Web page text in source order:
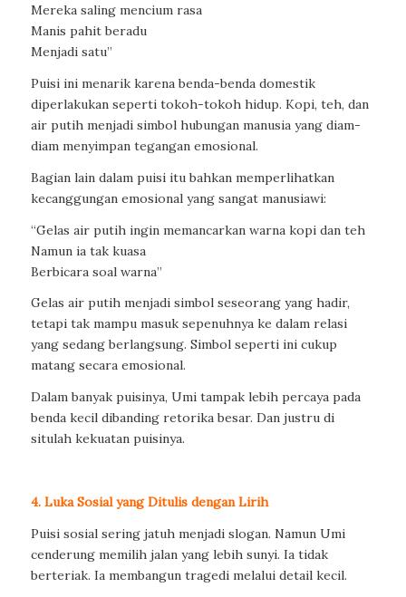
Mereka saling mencium rasa
Manis pahit beradu
Menjadi satu”
Puisi ini menarik karena benda-benda domestik
diperlakukan seperti tokoh-tokoh hidup. Kopi, teh, dan
air putih menjadi simbol hubungan manusia yang diam-
diam menyimpan tegangan emosional.
Bagian lain dalam puisi itu bahkan memperlihatkan
kecanggungan emosional yang sangat manusiawi:
“Gelas air putih ingin memancarkan warna kopi dan teh
Namun ia tak kuasa
Berbicara soal warna”
Gelas air putih menjadi simbol seseorang yang hadir,
tetapi tak mampu masuk sepenuhnya ke dalam relasi
yang sedang berlangsung. Simbol seperti ini cukup
matang secara emosional.
Dalam banyak puisinya, Umi tampak lebih percaya pada
benda kecil dibanding retorika besar. Dan justru di
situlah kekuatan puisinya.
4. Luka Sosial yang Ditulis dengan Lirih
Puisi sosial sering jatuh menjadi slogan. Namun Umi
cenderung memilih jalan yang lebih sunyi. Ia tidak
berteriak. Ia membangun tragedi melalui detail kecil.